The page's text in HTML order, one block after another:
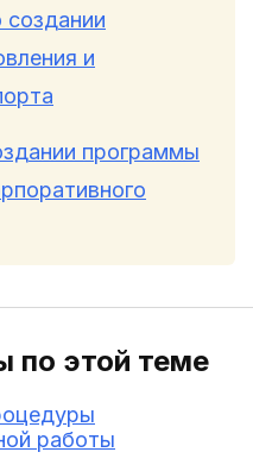
создании
и
программы
по этой теме
работы